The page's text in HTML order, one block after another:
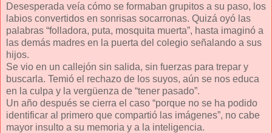
Desesperada veía cómo se formaban grupitos a su paso, los
labios convertidos en sonrisas socarronas. Quizá oyó las
palabras “folladora, puta, mosquita muerta”, hasta imaginó a
las demás madres en la puerta del colegio señalando a sus
hijos.
Se vio en un callejón sin salida, sin fuerzas para trepar y
buscarla. Temió el rechazo de los suyos, aún se nos educa
en la culpa y la vergüenza de “tener pasado”.
Un año después se cierra el caso “porque no se ha podido
identificar al primero que compartió las imágenes”, no cabe
mayor insulto a su memoria y a la inteligencia.